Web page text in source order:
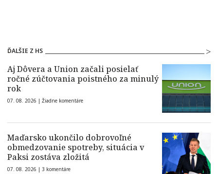
ĎALŠIE Z HS
Aj Dôvera a Union začali posielať
ročné zúčtovania poistného za minulý
rok
07. 08. 2026 | Žiadne komentáre
Maďarsko ukončilo dobrovoľné
obmedzovanie spotreby, situácia v
Paksi zostáva zložitá
07. 08. 2026 | 3 komentáre